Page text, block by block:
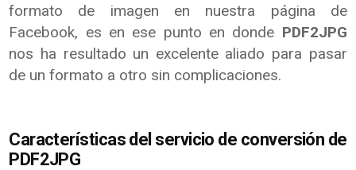
formato de imagen en nuestra página de
Facebook, es en ese punto en donde PDF2JPG
nos ha resultado un excelente aliado para pasar
de un formato a otro sin complicaciones.
Características del servicio de conversión de
PDF2JPG